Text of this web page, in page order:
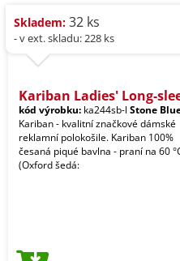
Skladem: 32 ks
- v ext. skladu: 228 ks
Kariban Ladies' Long-
kód výrobku: ka244sb-l Stone
Kariban - kvalitní značkové dámské
reklamní polokošile. Kariban 100%
česaná piqué bavlna - praní na 60
(Oxford šedá: